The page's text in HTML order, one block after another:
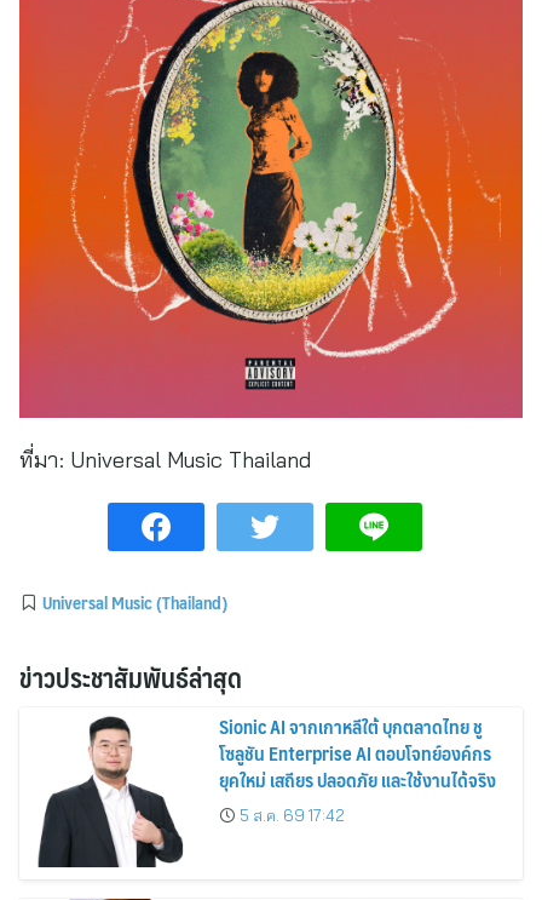
ที่มา: Universal Music Thailand
Universal Music (Thailand)
ข่าวประชาสัมพันธ์ล่าสุด
Sionic AI จากเกาหลีใต้ บุกตลาดไทย ชู
โซลูชัน Enterprise AI ตอบโจทย์องค์กร
ยุคใหม่ เสถียร ปลอดภัย และใช้งานได้จริง
5 ส.ค. 69 17:42